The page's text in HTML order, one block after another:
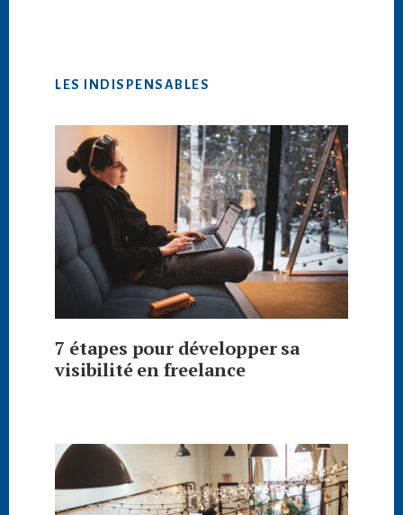
LES INDISPENSABLES
7 étapes pour développer sa
visibilité en freelance